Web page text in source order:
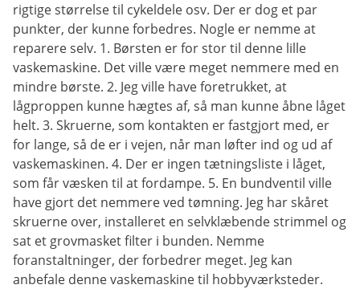
rigtige størrelse til cykeldele osv. Der er dog et par
punkter, der kunne forbedres. Nogle er nemme at
reparere selv. 1. Børsten er for stor til denne lille
vaskemaskine. Det ville være meget nemmere med en
mindre børste. 2. Jeg ville have foretrukket, at
lågproppen kunne hægtes af, så man kunne åbne låget
helt. 3. Skruerne, som kontakten er fastgjort med, er
for lange, så de er i vejen, når man løfter ind og ud af
vaskemaskinen. 4. Der er ingen tætningsliste i låget,
som får væsken til at fordampe. 5. En bundventil ville
have gjort det nemmere ved tømning. Jeg har skåret
skruerne over, installeret en selvklæbende strimmel og
sat et grovmasket filter i bunden. Nemme
foranstaltninger, der forbedrer meget. Jeg kan
anbefale denne vaskemaskine til hobbyværksteder.